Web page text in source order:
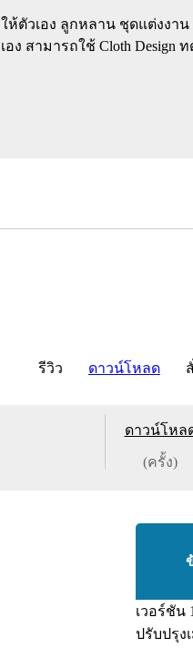
ให้ตัวเอง ลูกหลาน ชุดแต่งงา
เอง สามารถใช้ Cloth Design
รีวิว ดาวน์โหลด
ดาวน์โหล
(ครั้ง)
เวอร์ชัน
ปรับปรุง